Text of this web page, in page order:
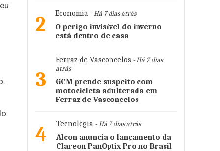
2 Economia - Há 7 dias atrás
O perigo invisível do inverno
está dentro de casa
3
Ferraz de Vasconcelos - Há 7 dias
atrás
GCM prende suspeito com
motocicleta adulterada em
Ferraz de Vasconcelos
4 Tecnologia - Há 7 dias atrás
Alcon anuncia o lançamento da
Clareon PanOptix Pro no Brasil